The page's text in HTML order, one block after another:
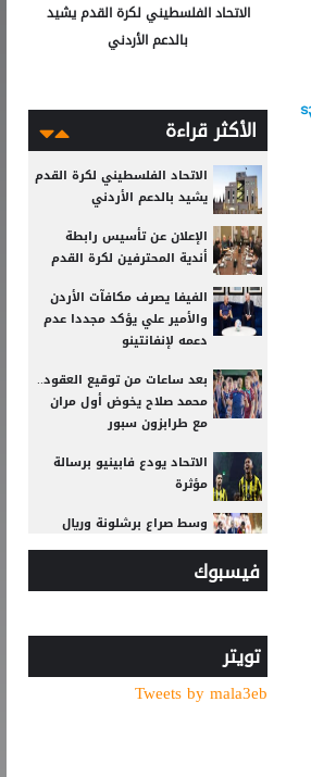
الاتحاد الفلسطيني لكرة القدم يشيد
بالدعم الأردني
الأكثر قراءة
الاتحاد الفلسطيني لكرة القدم
يشيد بالدعم الأردني
الإعلان عن تأسيس رابطة
أندية المحترفين لكرة القدم
الفيفا يصرف مكافآت الأردن
والأمير علي يؤكد مجددا عدم
دعمه لإنفانتينو
بعد ساعات من توقيع العقود..
محمد صلاح يخوض أول مران
مع طرابزون سبور
الاتحاد يودع فابينيو برسالة
مؤثرة
وسط صراع برشلونة وريال
قراره ويختار وجهته المقبلة
الاتحاد الأوروبي لكرة القدم
فيسبوك
تويتر
Tweets by mala3eb